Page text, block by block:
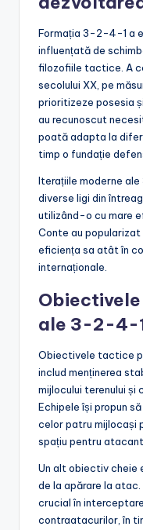
Formația 3-2-4-1 a
influențată de
filozofiile tactice. A
secolului XX, pe
prioritizeze posesia
au recunoscut
poată adapta la
timp o fundație
Iterațiile moderne
diverse ligi din
utilizând-o cu mare
Conte au
eficiența sa atât în
internaționale.
ale 3-2-4-
Obiectivele tactice
includ menținerea
mijlocului terenului și
Echipele își propun
celor patru mijlocași
spațiu pentru
Un alt obiectiv cheie
de la apărare la
crucial în
contraatacurilor, în